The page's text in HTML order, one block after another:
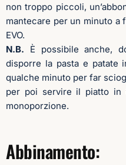
non troppo piccoli,
mantecare per un minuto a
EVO.
N.B. È possibile anche,
disporre la pasta e patate
qualche minuto per far
per poi servire il piatto in
monoporzione.
Abbinamento: